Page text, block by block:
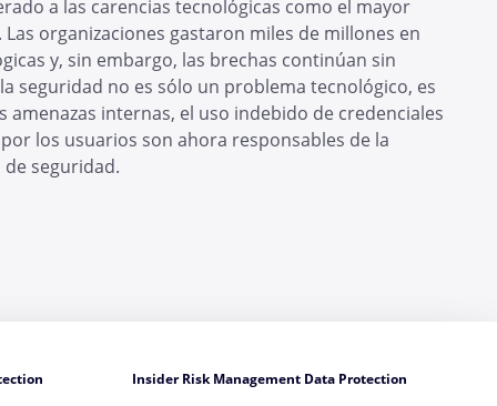
a las carencias tecnológicas como el mayor
organizaciones gastaron miles de millones en
y, sin embargo, las brechas continúan sin
seguridad no es sólo un problema tecnológico, es
amenazas internas, el uso indebido de credenciales
los usuarios son ahora responsables de la
seguridad.
Insider Risk Management Data Protection